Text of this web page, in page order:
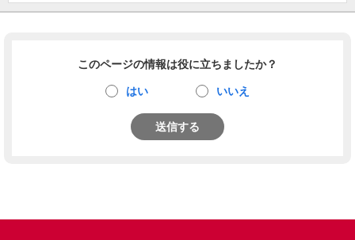
このページの情報は役に立ちましたか？
はい いいえ
送信する